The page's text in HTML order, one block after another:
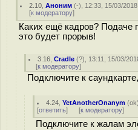
2.10 ,Аноним (-), 12:33, 15/03/
[к модератору]
Каких ещё кадров? Подаче
это будет прорыв!
3.16 ,Cradle (?), 13:11, 15/03/
[к модератору]
Подключите к
4.24 ,YetAnotherOnanym (ok
[ответить] [к модератору]
Подключите к жалам